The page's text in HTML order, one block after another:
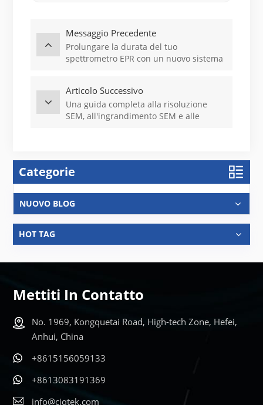
Messaggio Precedente
Prolungare la durata del tuo
spettrometro EPR con un nuovo sistema
Articolo Successivo
Una guida completa alla risoluzione
SEM, all'ingrandimento SEM e alle
Categorie
NUOVO BLOG
HOT TAG
Mettiti In Contatto
No. 1969, Kongquetai Road, High-tech Zone, Hefei,
Anhui, China
+8615156059133
+8613083191369
info@ciqtek.com